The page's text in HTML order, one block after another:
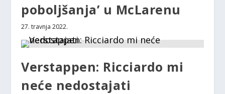
poboljšanja’ u McLarenu
27. travnja 2022.
Verstappen: Ricciardo mi
neće nedostajati